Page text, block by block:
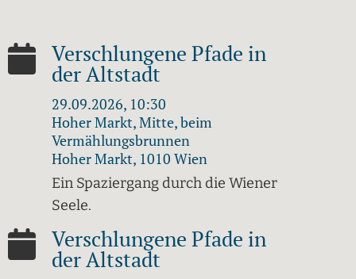
Verschlungene Pfade in
der Altstadt
29.09.2026, 10:30
Hoher Markt, Mitte, beim
Vermählungsbrunnen
Hoher Markt, 1010 Wien
Ein Spaziergang durch die Wiener
Seele.
Verschlungene Pfade in
der Altstadt